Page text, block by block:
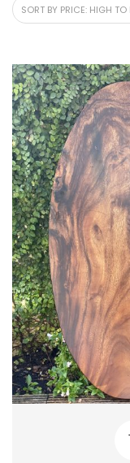
SORT BY PRICE: HIGH